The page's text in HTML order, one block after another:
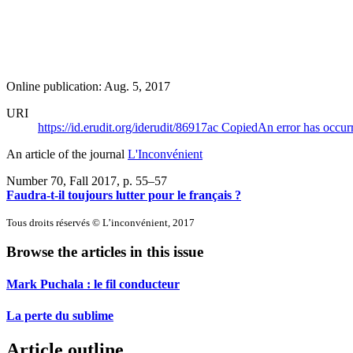
Online publication: Aug. 5, 2017
URI
https://id.erudit.org/iderudit/86917ac CopiedAn error has
An article of the journal L'Inconvénient
Number 70, Fall 2017, p. 55–57
Faudra-t-il toujours lutter pour le français ?
Tous droits réservés © L’inconvénient, 2017
Browse the articles in this issue
Mark Puchala : le fil conducteur
La perte du sublime